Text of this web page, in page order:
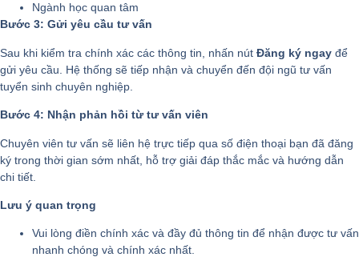
Ngành học quan tâm
Bước 3: Gửi yêu cầu tư vấn
Sau khi kiểm tra chính xác các thông tin, nhấn nút Đăng ký ngay để
gửi yêu cầu. Hệ thống sẽ tiếp nhận và chuyển đến đội ngũ tư vấn
tuyển sinh chuyên nghiệp.
Bước 4: Nhận phản hồi từ tư vấn viên
Chuyên viên tư vấn sẽ liên hệ trực tiếp qua số điện thoại bạn đã đăng
ký trong thời gian sớm nhất, hỗ trợ giải đáp thắc mắc và hướng dẫn
chi tiết.
Lưu ý quan trọng
Vui lòng điền chính xác và đầy đủ thông tin để nhận được tư vấn
nhanh chóng và chính xác nhất.